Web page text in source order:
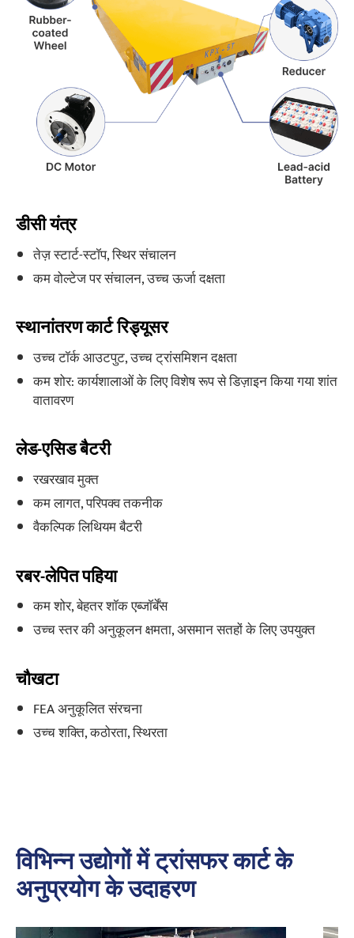
डीसी यंत्र
तेज़ स्टार्ट-स्टॉप, स्थिर संचालन
कम वोल्टेज पर संचालन, उच्च ऊर्जा दक्षता
स्थानांतरण कार्ट रिड्यूसर
उच्च टॉर्क आउटपुट, उच्च ट्रांसमिशन दक्षता
कम शोर: कार्यशालाओं के लिए विशेष रूप से डिज़ाइन किया गया शांत
वातावरण
लेड-एसिड बैटरी
रखरखाव मुक्त
कम लागत, परिपक्व तकनीक
वैकल्पिक लिथियम बैटरी
रबर-लेपित पहिया
कम शोर, बेहतर शॉक एब्जॉर्बेंस
उच्च स्तर की अनुकूलन क्षमता, असमान सतहों के लिए उपयुक्त
चौखटा
FEA अनुकूलित संरचना
उच्च शक्ति, कठोरता, स्थिरता
विभिन्न उद्योगों में ट्रांसफर कार्ट के
अनुप्रयोग के उदाहरण